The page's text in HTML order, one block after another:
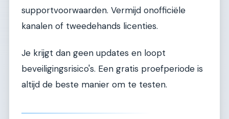
supportvoorwaarden. Vermijd onofficiële
kanalen of tweedehands licenties.
Je krijgt dan geen updates en loopt
beveiligingsrisico's. Een gratis proefperiode is
altijd de beste manier om te testen.